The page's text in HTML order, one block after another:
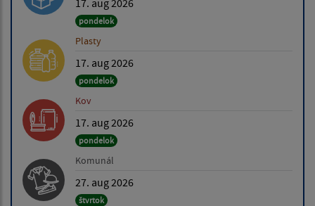
pondelok
Plasty
17. aug 2026
pondelok
Kov
17. aug 2026
pondelok
Komunál
27. aug 2026
štvrtok